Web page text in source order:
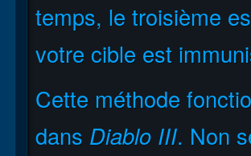
temps, le troisième
votre cible est
Cette méthode
dans Diablo III. Non